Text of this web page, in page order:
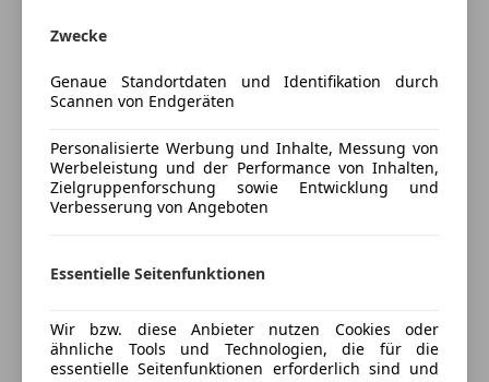
Elektrische Sitze
Getönte Scheiben
Klimaautomatik
Lederausstattung
Lederlenkrad
Lichtsensor
Luftfederung
Multifunktionslenkrad
Navigationssystem
Bowers & Wilkins Sound-System
Beleuchtung)
BMW Night Vision
Executive Drive Pro (Wankstabilisierung)
Voll-Leder Individual Merino
Sitze vorn mit Massagefunktion
Head-up-Display
BMW Live Cockpit Professional
Mehr anzeigen
Zwecke
Genaue Standortdaten und Identifikation durch
Scannen von Endgeräten
Personalisierte Werbung und Inhalte, Messung von
Werbeleistung und der Performance von Inhalten,
Zielgruppenforschung sowie Entwicklung und
Verbesserung von Angeboten
Essentielle Seitenfunktionen
Wir bzw. diese Anbieter nutzen Cookies oder
ähnliche Tools und Technologien, die für die
essentielle Seitenfunktionen erforderlich sind und